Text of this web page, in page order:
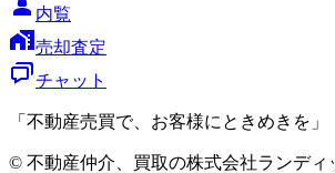
内覧
売却査定
チャット
「不動産売買で、お客様にときめきを」
© 不動産仲介、買取の株式会社ランディ